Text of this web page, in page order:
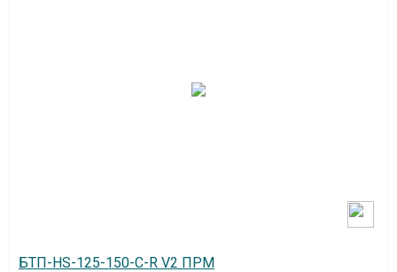
БТП-HS-125-150-C-R V2 ПРМ